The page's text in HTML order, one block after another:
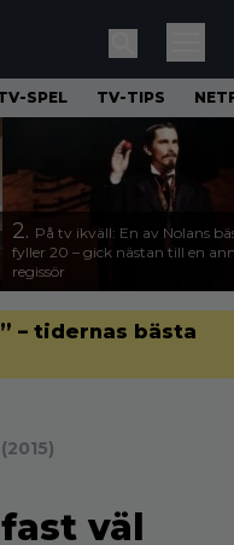
SPEL TV-TIPS
2. På tv ikväll: En av Nolans
fyller 20 – gick nästan till en
regissör
– tidernas bästa
(2015)
väl